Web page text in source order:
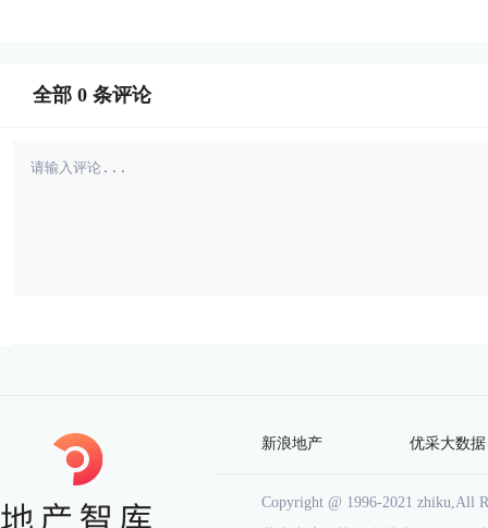
全部 0 条评论
新浪地产 优采大数据
Copyright @ 1996-2021 zhiku,All